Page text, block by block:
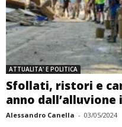
ATTUALITA' E POLITICA
Sfollati, ristori e
anno dall’alluvione
Alessandro Canella - 03/05/2024